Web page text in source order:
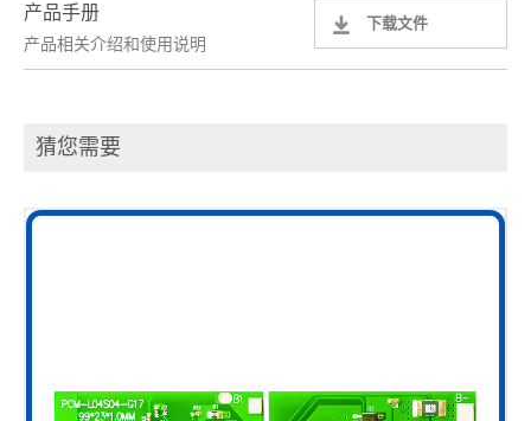
产品手册
产品相关介绍和使用说明
下载文件
猜您需要